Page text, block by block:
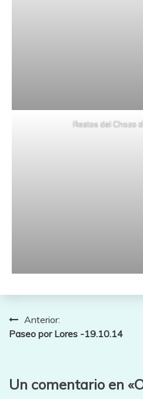
Restos del Chozo
Navegación
Anterior:
Paseo por Lores -19.10.14
Un comentario en «